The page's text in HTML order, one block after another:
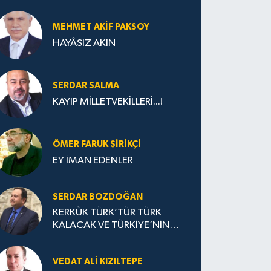
MEHMET AKIF PAKSOY
HAYÂSIZ AKIN
SERDAR SALMA
KAYIP MİLLETVEKİLLERİ...!
ÖMER FARUK ŞIRIKÇI
EY İMAN EDENLER
SERDAR BOZDOĞAN
KERKÜK TÜRK’TÜR TÜRK
KALACAK VE TÜRKİYE’NİN
VEDAT ALI KIZILTEPE